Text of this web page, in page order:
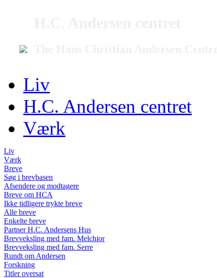
Liv
H.C. Andersen centret
Værk
Liv
Værk
Breve
Søg i brevbasen
Afsendere og modtagere
Breve om HCA
Ikke tidligere trykte breve
Alle breve
Enkelte breve
Partner H.C. Andersens Hus
Brevveksling med fam. Melchior
Brevveksling med fam. Serre
Rundt om Andersen
Forskning
Titler oversat